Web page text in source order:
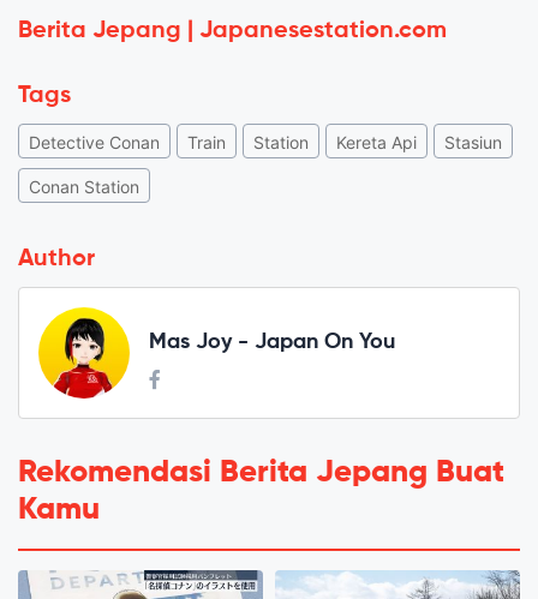
Berita Jepang | Japanesestation.com
Tags
Detective Conan Train Station Kereta Api Stasiun
Conan Station
Author
Mas Joy - Japan On You
Rekomendasi Berita Jepang Buat
Kamu